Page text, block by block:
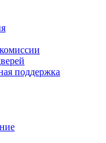
поддержка